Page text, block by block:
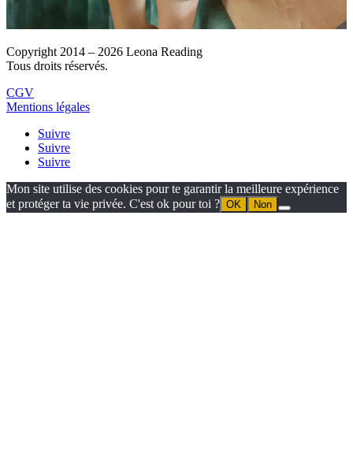
Copyright 2014 – 2026 Leona Reading
Tous droits réservés.
CGV
Mentions légales
Suivre
Suivre
Suivre
Mon site utilise des cookies pour te garantir la meilleure expérience
et protéger ta vie privée. C'est ok pour toi ? OK Non